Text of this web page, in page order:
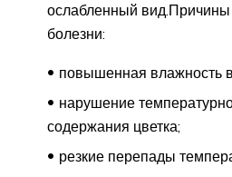
ослабленный вид.Причины
болезни:
повышенная влажность
нарушение
содержания цветка;
резкие перепады